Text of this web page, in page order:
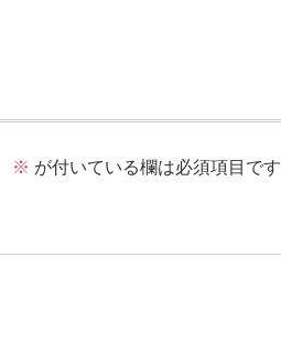
※ が付いている欄は必須項目です